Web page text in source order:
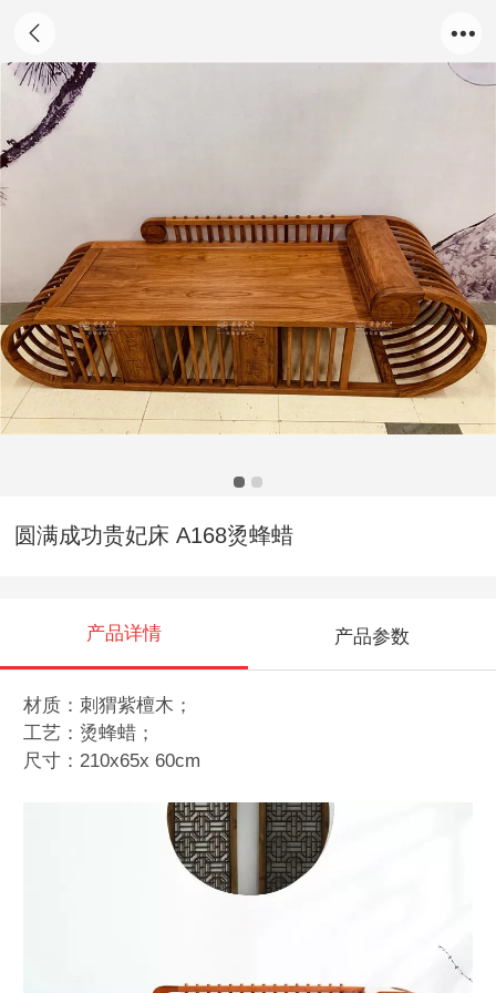
圆满成功贵妃床 A168烫蜂蜡
产品详情 产品参数
材质：刺猬紫檀木；
工艺：烫蜂蜡；
尺寸：210x65x 60cm